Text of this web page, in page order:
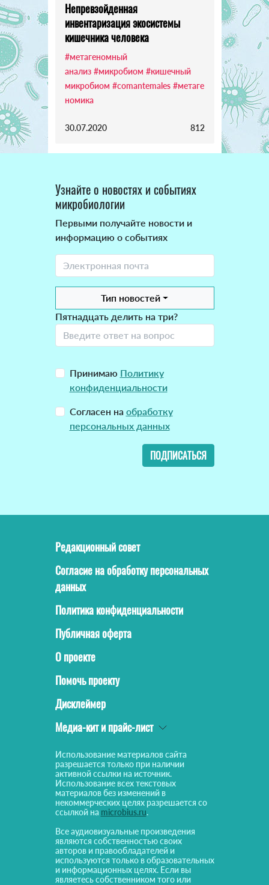
Непревзойденная
инвентаризация экосистемы
кишечника человека
#метагеномный
анализ #микробиом #кишечный
микробиом #comantemales #метаге
номика
30.07.2020 812
Узнайте о новостях и событиях
микробиологии
Первыми получайте новости и
информацию о событиях
Тип новостей
Пятнадцать делить на три?
Принимаю Политику
конфиденциальности
Согласен на обработку
персональных данных
ПОДПИСАТЬСЯ
Редакционный совет
Согласие на обработку персональных
данных
Политика конфиденциальности
Публичная оферта
О проекте
Помочь проекту
Дисклеймер
Медиа-кит и прайс-лист
Использование материалов сайта
разрешается только при наличии
активной ссылки на источник.
Использование всех текстовых
материалов без изменений в
некоммерческих целях разрешается со
ссылкой на microbius.ru.
Все аудиовизуальные произведения
являются собственностью своих
авторов и правообладателей и
используются только в образовательных
и информационных целях. Если вы
являетесь собственником того или